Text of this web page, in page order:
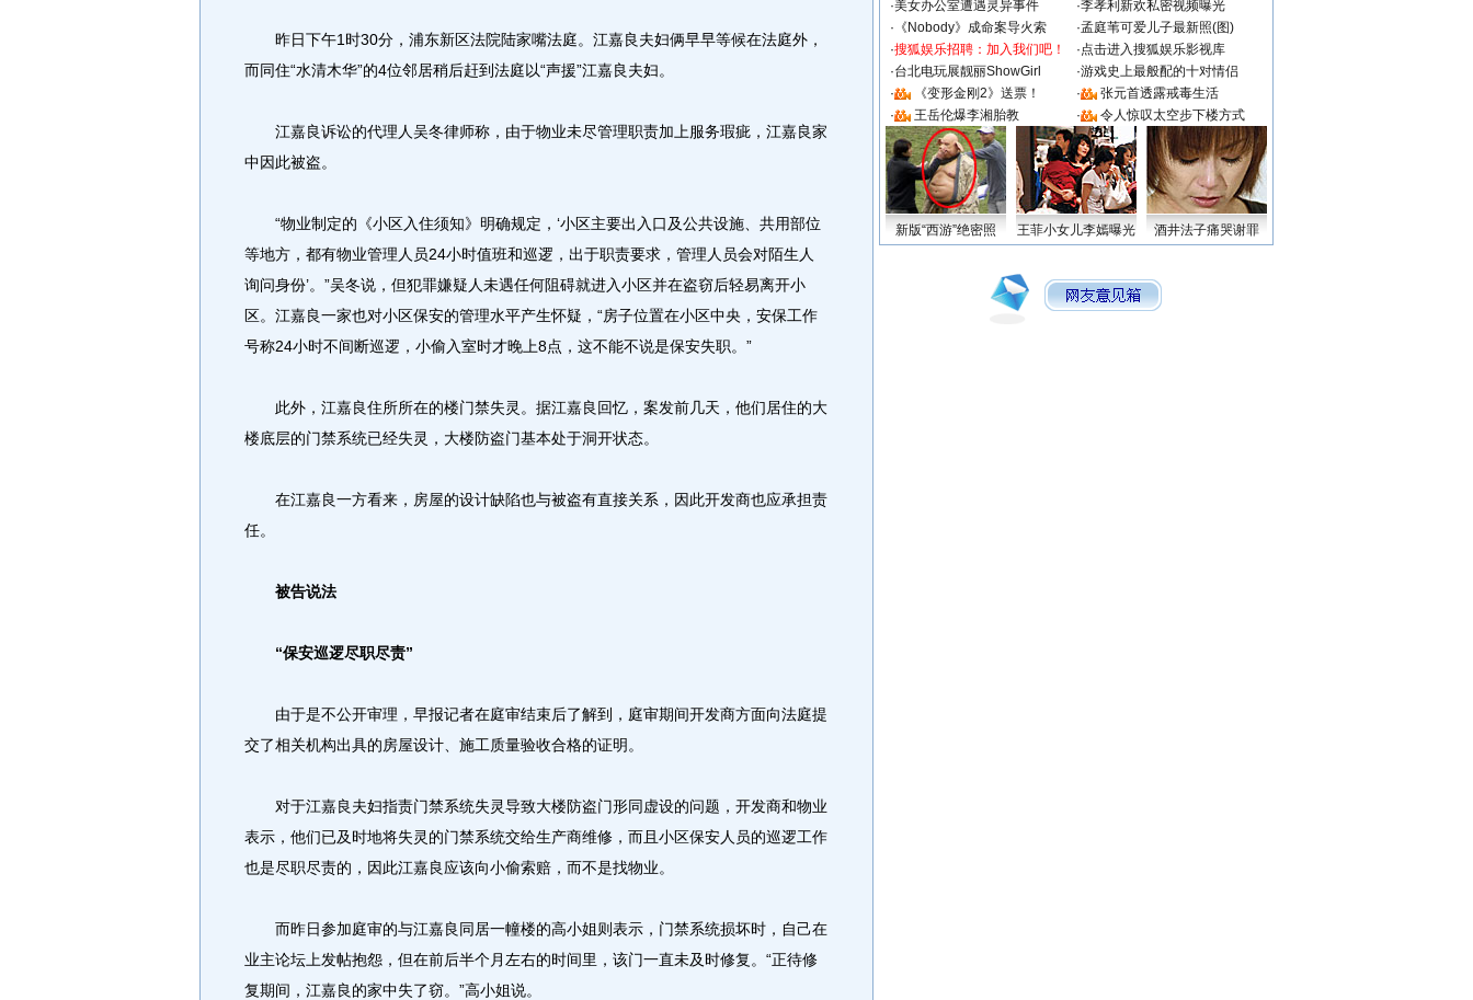
昨日下午1时30分，浦东新区法院陆家嘴法庭。江嘉良夫妇俩早早等候在法庭外，
而同住“水清木华”的4位邻居稍后赶到法庭以“声援”江嘉良夫妇。
江嘉良诉讼的代理人吴冬律师称，由于物业未尽管理职责加上服务瑕疵，江嘉良家
中因此被盗。
“物业制定的《小区入住须知》明确规定，‘小区主要出入口及公共设施、共用部位
等地方，都有物业管理人员24小时值班和巡逻，出于职责要求，管理人员会对陌生人
询问身份’。”吴冬说，但犯罪嫌疑人未遇任何阻碍就进入小区并在盗窃后轻易离开小
区。江嘉良一家也对小区保安的管理水平产生怀疑，“房子位置在小区中央，安保工作
号称24小时不间断巡逻，小偷入室时才晚上8点，这不能不说是保安失职。”
此外，江嘉良住所所在的楼门禁失灵。据江嘉良回忆，案发前几天，他们居住的大
楼底层的门禁系统已经失灵，大楼防盗门基本处于洞开状态。
在江嘉良一方看来，房屋的设计缺陷也与被盗有直接关系，因此开发商也应承担责
任。
被告说法
“保安巡逻尽职尽责”
由于是不公开审理，早报记者在庭审结束后了解到，庭审期间开发商方面向法庭提
交了相关机构出具的房屋设计、施工质量验收合格的证明。
对于江嘉良夫妇指责门禁系统失灵导致大楼防盗门形同虚设的问题，开发商和物业
表示，他们已及时地将失灵的门禁系统交给生产商维修，而且小区保安人员的巡逻工作
也是尽职尽责的，因此江嘉良应该向小偷索赔，而不是找物业。
而昨日参加庭审的与江嘉良同居一幢楼的高小姐则表示，门禁系统损坏时，自己在
业主论坛上发帖抱怨，但在前后半个月左右的时间里，该门一直未及时修复。“正待修
复期间，江嘉良的家中失了窃。”高小姐说。
·美女办公室遭遇灵异事件 ·李孝利新欢私密视频曝光
· 《Nobody》成命案导火索 ·孟庭苇可爱儿子最新照(图)
·搜狐娱乐招聘：加入我们吧！ ·点击进入搜狐娱乐影视库
·台北电玩展靓丽ShowGirl ·游戏史上最般配的十对情侣
·
《变形金刚2》送票！ ·
张元首透露戒毒生活
·
王岳伦爆李湘胎教 · 令人惊叹太空步下楼方式
新版“西游”绝密照 王菲小女儿李嫣曝光 酒井法子痛哭谢罪